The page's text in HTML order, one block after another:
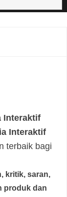
Interaktif
Interaktif
terbaik bagi
kritik, saran,
produk dan